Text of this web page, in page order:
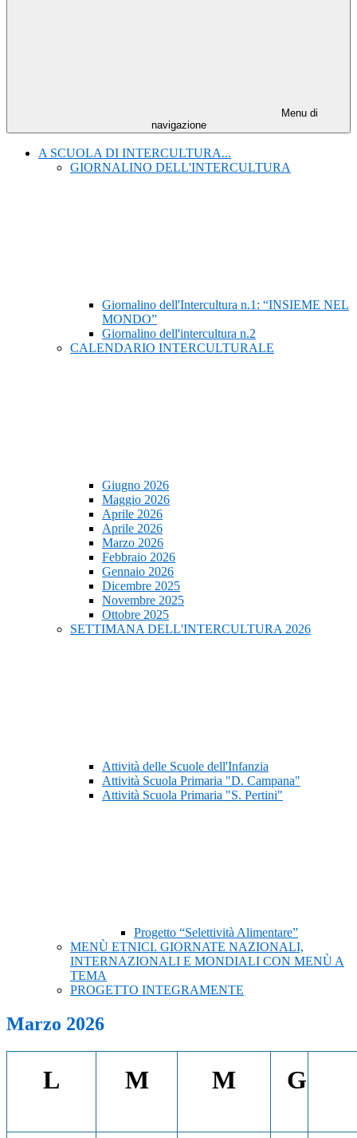
Menu di
navigazione
A SCUOLA DI INTERCULTURA...
GIORNALINO DELL'INTERCULTURA
Giornalino dell'Intercultura n.1: “INSIEME NEL
MONDO”
Giornalino dell'intercultura n.2
CALENDARIO INTERCULTURALE
Giugno 2026
Maggio 2026
Aprile 2026
Aprile 2026
Marzo 2026
Febbraio 2026
Gennaio 2026
Dicembre 2025
Novembre 2025
Ottobre 2025
SETTIMANA DELL'INTERCULTURA 2026
Attività delle Scuole dell'Infanzia
Attività Scuola Primaria "D. Campana"
Attività Scuola Primaria "S. Pertini"
Progetto “Selettività Alimentare”
MENÙ ETNICI. GIORNATE NAZIONALI,
INTERNAZIONALI E MONDIALI CON MENÙ A
TEMA
PROGETTO INTEGRAMENTE
Marzo 2026
L M M G